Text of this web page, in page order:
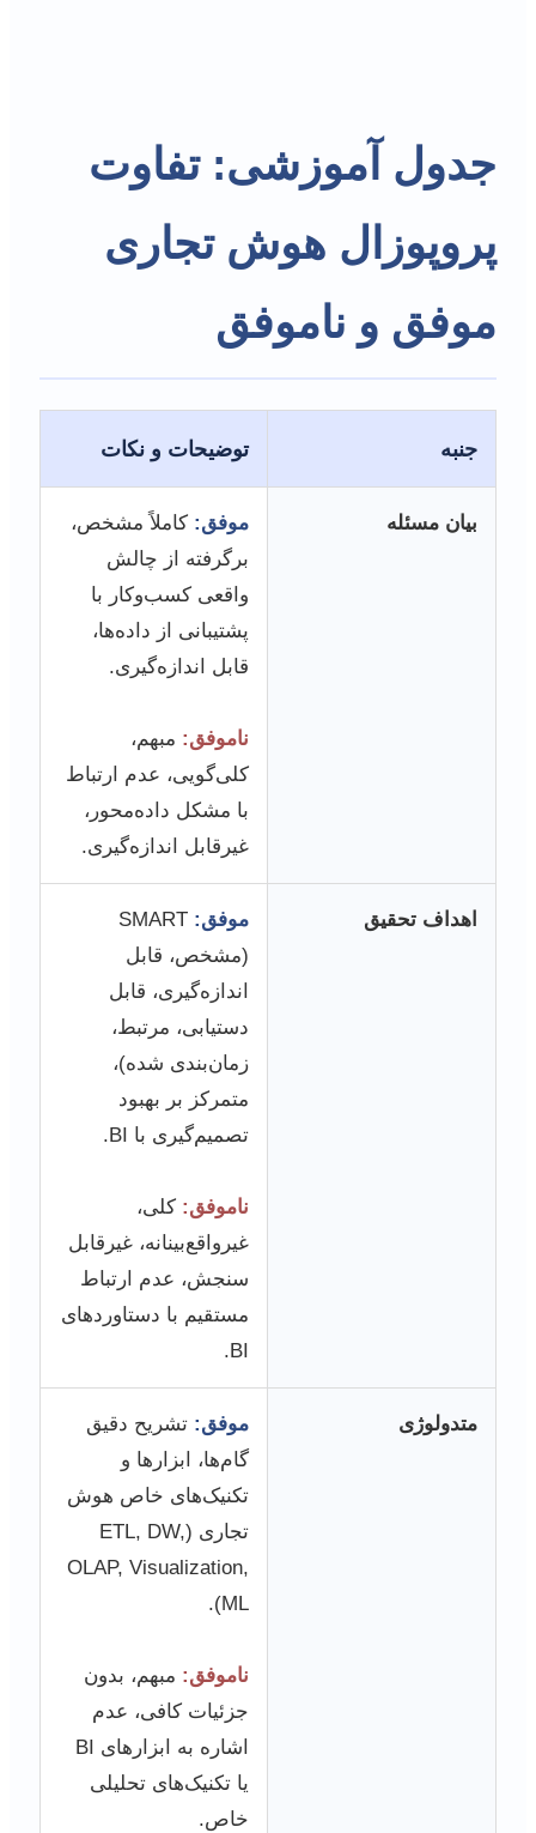
جدول آموزشی: تفاوت
پروپوزال هوش تجاری
موفق و ناموفق
جنبه توضیحات و نکات
بیان مسئله موفق: کاملاً مشخص،
برگرفته از چالش
واقعی کسب‌وکار با
پشتیبانی از داده‌ها،
قابل اندازه‌گیری.
ناموفق: مبهم،
کلی‌گویی، عدم ارتباط
با مشکل داده‌محور،
غیرقابل اندازه‌گیری.
اهداف تحقیق موفق: SMART
(مشخص، قابل
اندازه‌گیری، قابل
دستیابی، مرتبط،
زمان‌بندی شده)،
متمرکز بر بهبود
تصمیم‌گیری با BI.
ناموفق: کلی،
غیرواقع‌بینانه، غیرقابل
سنجش، عدم ارتباط
مستقیم با دستاوردهای
BI.
متدولوژی موفق: تشریح دقیق
گام‌ها، ابزارها و
تکنیک‌های خاص هوش
تجاری (ETL, DW,
OLAP, Visualization,
ML).
ناموفق: مبهم، بدون
جزئیات کافی، عدم
اشاره به ابزارهای BI
یا تکنیک‌های تحلیلی
خاص.